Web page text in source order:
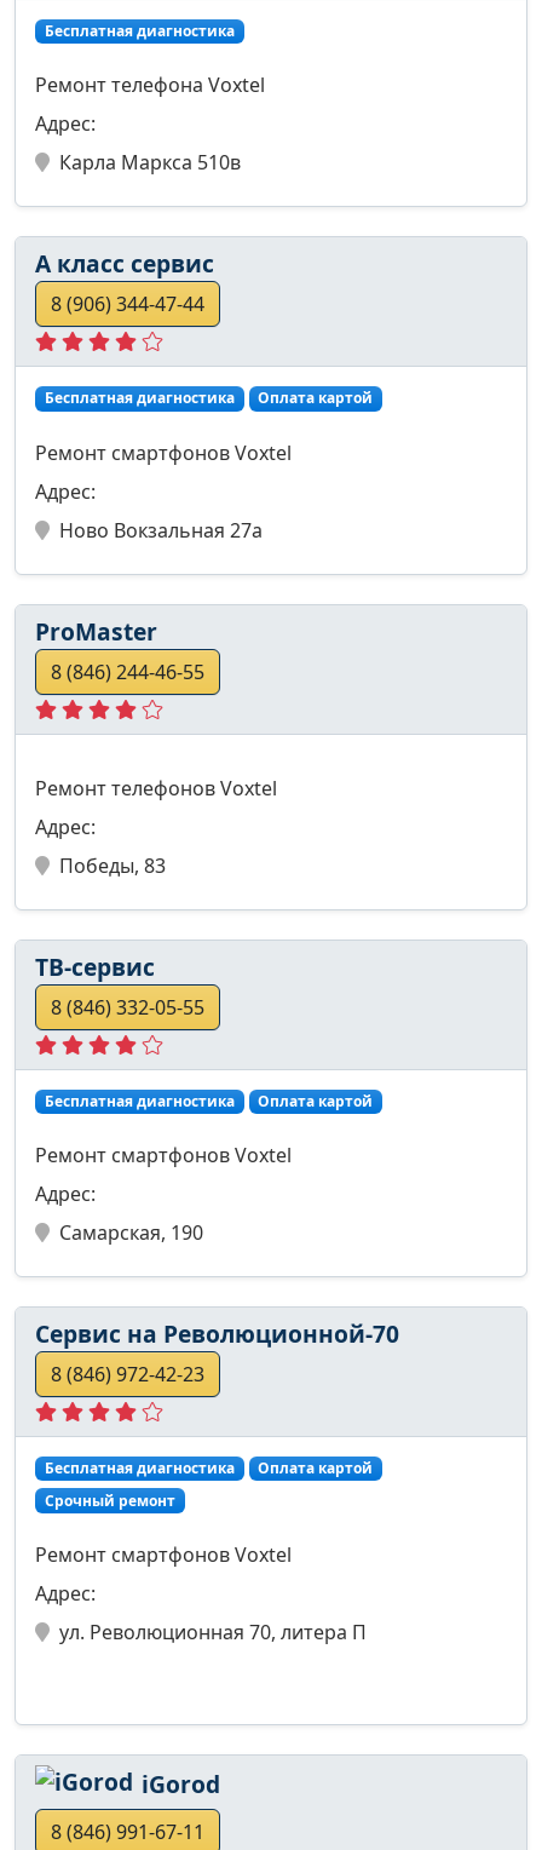
Бесплатная диагностика
Ремонт телефона Voxtel
Адрес:
Карла Маркса 510в
А класс сервис
8 (906) 344-47-44
Бесплатная диагностика Оплата картой
Ремонт смартфонов Voxtel
Адрес:
Ново Вокзальная 27а
ProMaster
8 (846) 244-46-55
Ремонт телефонов Voxtel
Адрес:
Победы, 83
ТВ-сервис
8 (846) 332-05-55
Бесплатная диагностика Оплата картой
Ремонт смартфонов Voxtel
Адрес:
Самарская, 190
Сервис на Революционной-70
8 (846) 972-42-23
Бесплатная диагностика
Оплата картой
Срочный ремонт
Ремонт смартфонов Voxtel
Адрес:
ул. Революционная 70, литера П
iGorod
8 (846) 991-67-11